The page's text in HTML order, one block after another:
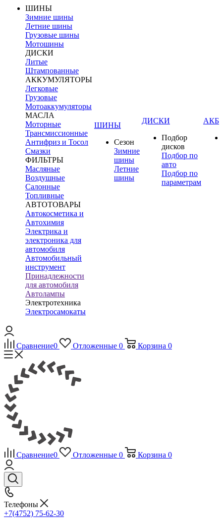
ШИНЫ
Зимние шины
Летние шины
Грузовые шины
Мотошины
ДИСКИ
Литые
Штампованные
АККУМУЛЯТОРЫ
Легковые
Грузовые
Мотоаккумуляторы
МАСЛА
Моторные
Трансмиссионные
Антифриз и Тосол
Смазки
ФИЛЬТРЫ
Масляные
Воздушные
Салонные
Топливные
АВТОТОВАРЫ
Автокосметика и
Автохимия
Электрика и
электроника для
автомобиля
Автомобильный
инструмент
Принадлежности
для автомобиля
Автолампы
Электротехника
Электросамокаты
ШИНЫ
Сезон
Зимние
шины
Летние
шины
ДИСКИ
Подбор
дисков
Подбор по
авто
Подбор по
параметрам
АКБ
Сравнение0 Отложенные 0 Корзина 0
Сравнение0 Отложенные 0 Корзина 0
Телефоны
+7(4752) 75-62-30